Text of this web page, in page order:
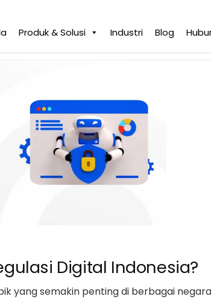
Produk & Solusi Industri Blog
Digital Indonesia?
yang semakin penting di berbagai